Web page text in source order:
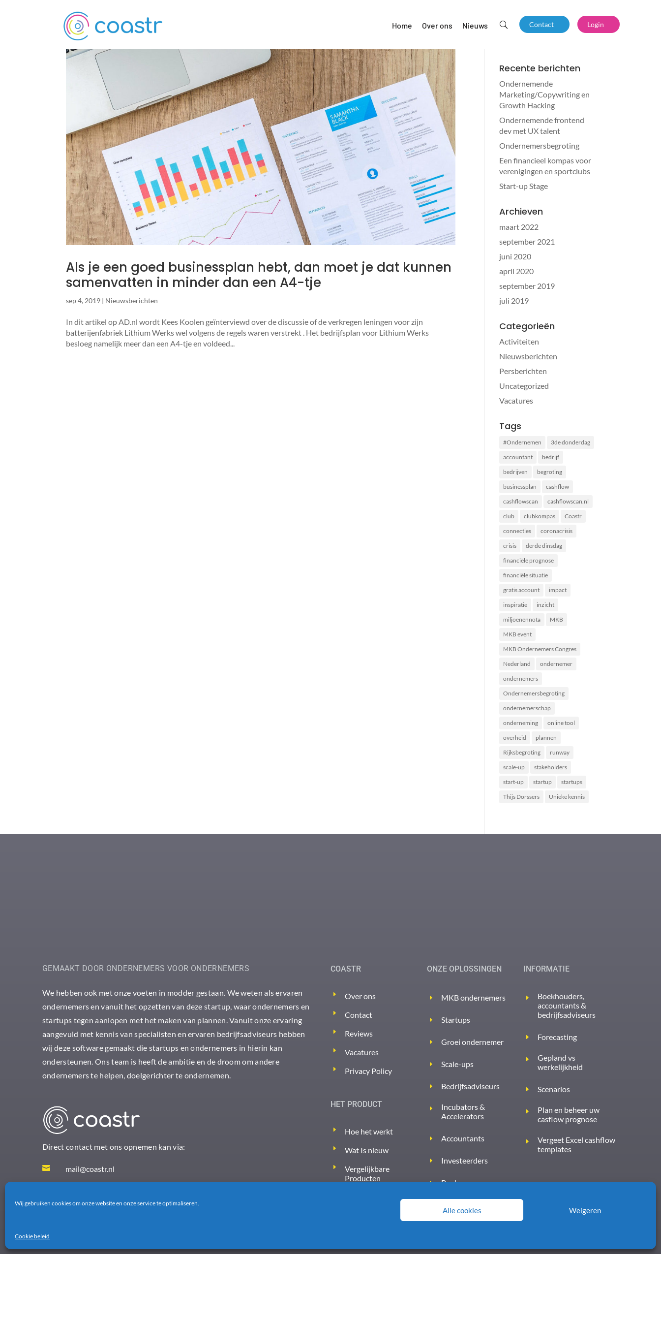
Wij gebruiken cookies om onze website en onze service te optimaliseren.
Alle cookies Weigeren
Cookie beleid
Home Over ons Nieuws U Contact Login
Als je een goed business­plan hebt, dan moet je dat kunnen
samenvat­ten in minder dan een A4-tje
sep 4, 2019 | Nieuwsberichten
In dit artikel op AD.nl wordt Kees Koolen geïnterviewd over de discussie of de verkregen leningen voor zijn
batterijenfabriek Lithium Werks wel volgens de regels waren verstrekt . Het bedrijfsplan voor Lithium Werks
besloeg namelijk meer dan een A4-tje en voldeed...
Recente berichten
Ondernemende
Marketing/Copywriting en
Growth Hacking
Ondernemende frontend
dev met UX talent
Ondernemersbegroting
Een financieel kompas voor
verenigingen en sportclubs
Start-up Stage
Archieven
maart 2022
september 2021
juni 2020
april 2020
september 2019
juli 2019
Categorieën
Activiteiten
Nieuwsberichten
Persberichten
Uncategorized
Vacatures
Tags
#Ondernemen
3de donderdag
accountant
bedrijf
bedrijven
begroting
businessplan
cashflow
cashflowscan
cashflowscan.nl
club
clubkompas
Coastr
connecties
coronacrisis
crisis
derde dinsdag
financiële prognose
financiële situatie
gratis account
impact
inspiratie
inzicht
miljoenennota
MKB
MKB event
MKB Ondernemers Congres
Nederland
ondernemer
ondernemers
Ondernemersbegroting
ondernemerschap
onderneming
online tool
overheid
plannen
Rijksbegroting
runway
scale-up
stakeholders
start-up
startup
startups
Thijs Dorssers
Unieke kennis
GEMAAKT DOOR ONDERNEMERS VOOR ONDERNEMERS
We hebben ook met onze voeten in modder gestaan. We weten als ervaren
ondernemers en vanuit het opzetten van deze startup, waar ondernemers en
startups tegen aanlopen met het maken van plannen. Vanuit onze ervaring
aangevuld met kennis van specialisten en ervaren bedrijfsadviseurs hebben
wij deze software gemaakt die startups en ondernemers in hierin kan
ondersteunen. Ons team is heeft de ambitie en de droom om andere
ondernemers te helpen, doelgerichter te ondernemen.
Direct contact met ons opnemen kan via:
 mail@coastr.nl
COASTR
Over ons
Contact
Reviews
Vacatures
Privacy Policy
HET PRODUCT
Hoe het werkt
Wat Is nieuw
Vergelijkbare
Producten
ONZE OPLOSSINGEN
MKB ondernemers
Startups
Groei ondernemer
Scale-ups
Bedrijfsadviseurs
Incubators &
Accelerators
Accountants
Investeerders
Banken
INFORMATIE
Boekhouders,
accountants &
bedrijfsadviseurs
Forecasting
Gepland vs
werkelijkheid
Scenarios
Plan en beheer uw
casflow prognose
Vergeet Excel cashflow
templates